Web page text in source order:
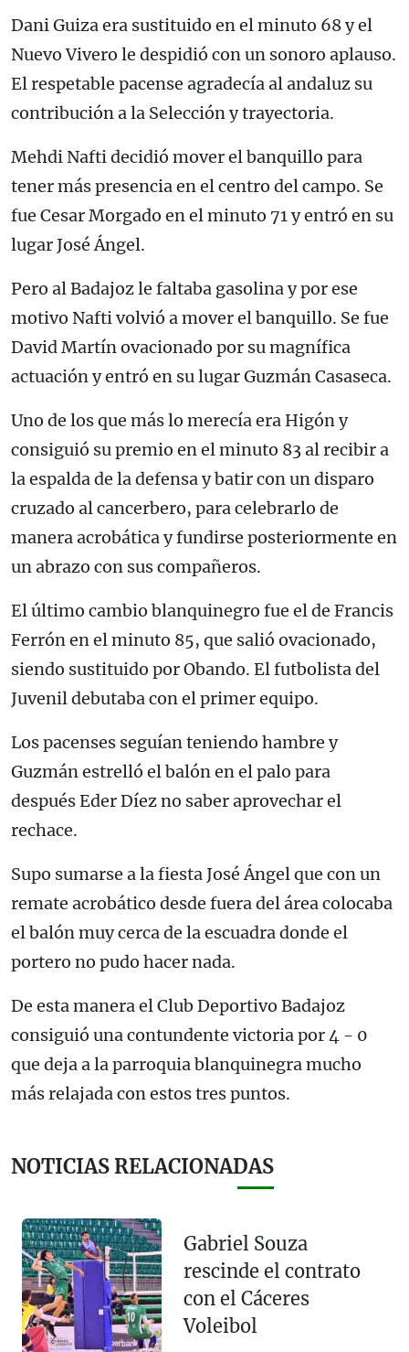
Dani Guiza era sustituido en el minuto 68 y el
Nuevo Vivero le despidió con un sonoro aplauso.
El respetable pacense agradecía al andaluz su
contribución a la Selección y trayectoria.
Mehdi Nafti decidió mover el banquillo para
tener más presencia en el centro del campo. Se
fue Cesar Morgado en el minuto 71 y entró en su
lugar José Ángel.
Pero al Badajoz le faltaba gasolina y por ese
motivo Nafti volvió a mover el banquillo. Se fue
David Martín ovacionado por su magnífica
actuación y entró en su lugar Guzmán Casaseca.
Uno de los que más lo merecía era Higón y
consiguió su premio en el minuto 83 al recibir a
la espalda de la defensa y batir con un disparo
cruzado al cancerbero, para celebrarlo de
manera acrobática y fundirse posteriormente en
un abrazo con sus compañeros.
El último cambio blanquinegro fue el de Francis
Ferrón en el minuto 85, que salió ovacionado,
siendo sustituido por Obando. El futbolista del
Juvenil debutaba con el primer equipo.
Los pacenses seguían teniendo hambre y
Guzmán estrelló el balón en el palo para
después Eder Díez no saber aprovechar el
rechace.
Supo sumarse a la fiesta José Ángel que con un
remate acrobático desde fuera del área colocaba
el balón muy cerca de la escuadra donde el
portero no pudo hacer nada.
De esta manera el Club Deportivo Badajoz
consiguió una contundente victoria por 4 - 0
que deja a la parroquia blanquinegra mucho
más relajada con estos tres puntos.
NOTICIAS RELACIONADAS
Gabriel Souza
rescinde el contrato
con el Cáceres
Voleibol